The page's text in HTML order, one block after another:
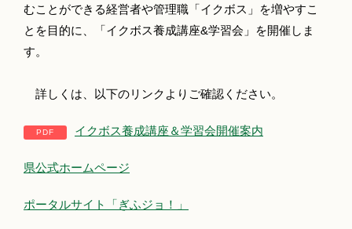
むことができる経営者や管理職「イクボス」を増やすこ
とを目的に、「イクボス養成講座&学習会」を開催しま
す。
詳しくは、以下のリンクよりご確認ください。
イクボス養成講座＆学習会開催案内
県公式ホームページ
ポータルサイト「ぎふジョ！」